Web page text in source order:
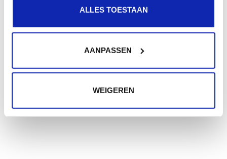
ALLES TOESTAAN
AANPASSEN
WEIGEREN
.ch
Vanaf € 22,50